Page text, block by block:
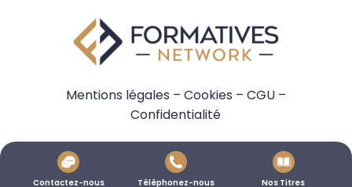
Mentions légales – Cookies – CGU–
Confidentialité
Contactez-nous Téléphonez-nous Nos Titres